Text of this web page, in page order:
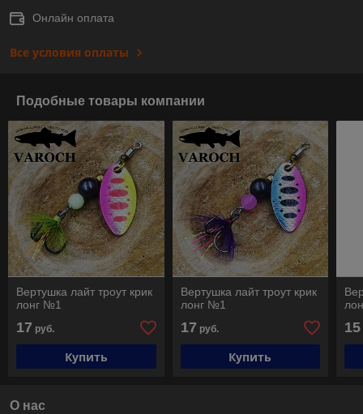
Онлайн оплата
Все условия оплаты
Подобные товары компании
Вертушка лайт троут крик
лонг №1
17 руб.
Купить
Вертушка лайт троут крик
лонг №1
17 руб.
Купить
15
О нас